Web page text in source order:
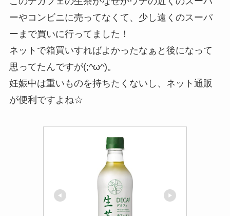
ーやコンビニに売ってなくて、少し遠くのスーパ
ーまで買いに行ってました！
ネットで箱買いすればよかったなぁと後になって
思ってたんですが(;^ω^)。
妊娠中は重いものを持ちたくないし、ネット通販
が便利ですよね☆